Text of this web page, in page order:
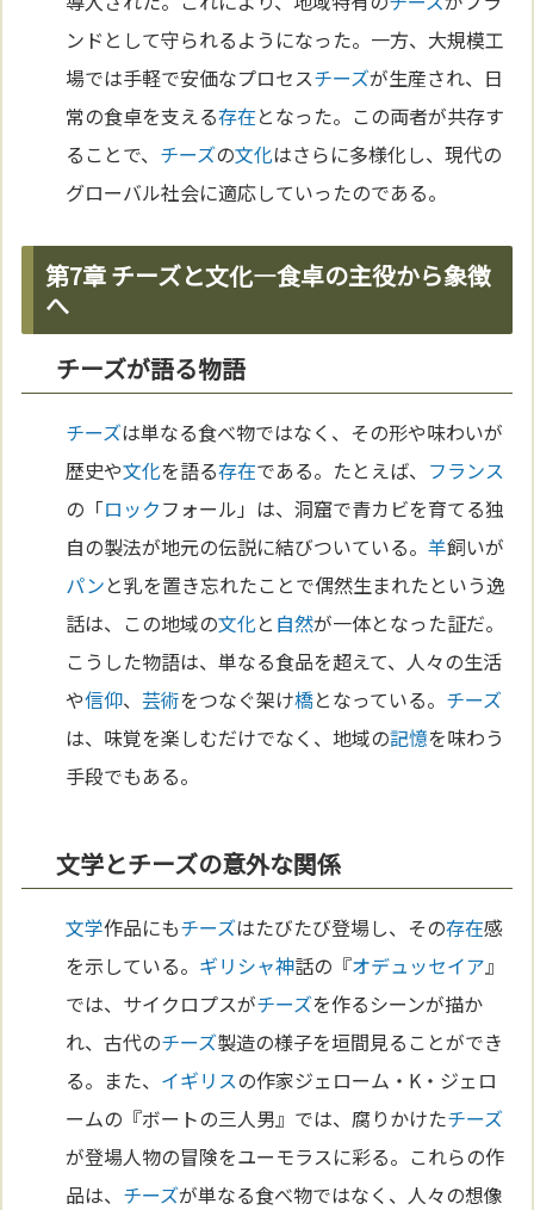
ンドとして守られるようになった。一方、大規模工
場では手軽で安価なプロセスチーズが生産され、日
常の食卓を支える存在となった。この両者が共存す
ることで、 チーズの文化はさらに多様化し、現代の
グローバル社会に適応していったのである。
第7章 チーズと文化―食卓の主役から象徴
へ
チーズが語る物語
チーズは単なる食べ物ではなく、その形や味わいが
歴史や文化を語る存在である。たとえば、 フランス
の「ロックフォール」は、洞窟で青カビを育てる独
自の製法が地元の伝説に結びついている。羊飼いが
パンと乳を置き忘れたことで偶然生まれたという逸
話は、この地域の文化と 自然が一体となった証だ。
こうした物語は、単なる食品を超えて、人々の生活
や信仰、芸術をつなぐ架け橋となっている。 チーズ
は、味覚を楽しむだけでなく、地域の記憶を味わう
手段でもある。
文学とチーズの意外な関係
文学作品にもチーズはたびたび登場し、その存在感
を示している。 ギリシャ神話の『オデュッセイア』
では、サイクロプスがチーズを作るシーンが描か
れ、古代のチーズ製造の様子を垣間見ることができ
る。また、 イギリスの作家ジェローム・K・ジェロ
ームの『ボートの三人男』では、腐りかけたチーズ
が登場人物の冒険をユーモラスに彩る。これらの作
品は、 チーズが単なる食べ物ではなく、人々の想像